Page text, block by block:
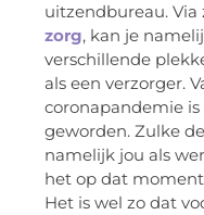
uitzendbureau. Via
zorg, kan je
verschillende
als een verzorger.
coronapandemie
geworden. Zulke
namelijk jou als
het op dat
Het is wel zo dat